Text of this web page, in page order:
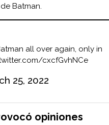
Batman.
all over again, only in
cxcfGvhNCe
25, 2022
opiniones